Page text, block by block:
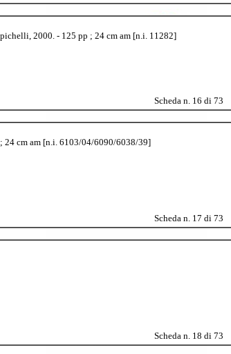
2000. - 125 pp ; 24 cm am [n.i. 11282]
Scheda n. 16 di 73
24 cm am [n.i. 6103/04/6090/6038/39]
Scheda n. 17 di 73
Scheda n. 18 di 73